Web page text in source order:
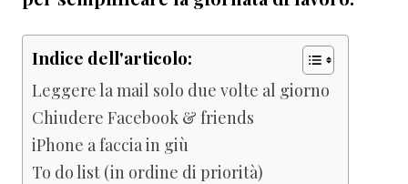
Indice dell'articolo:
Leggere la mail solo due volte al giorno
Chiudere Facebook & friends
iPhone a faccia in giù
To do list (in ordine di priorità)